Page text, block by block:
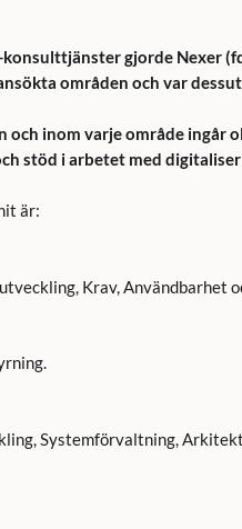
gjorde Nexer
områden och var
och inom varje område ingår
stöd i arbetet med
är:
Krav, Användbarhet
Systemförvaltning,